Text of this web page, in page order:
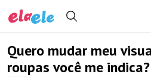
Quero mudar meu
roupas você me indica?